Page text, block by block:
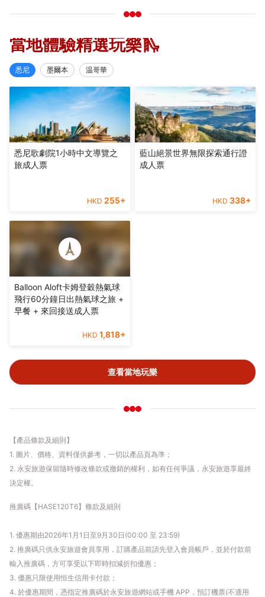
當地體驗精選玩樂🛝
悉尼 墨爾本 温哥華
悉尼歌劇院1小時中文導覽之
旅成人票
HKD 255+
藍山絕景世界無限探索通行證
成人票
HKD 338+
Balloon Aloft卡姆登穀熱氣球
飛行60分鐘日出熱氣球之旅 +
早餐 + 來回接送成人票
HKD 1,818+
查看當地玩樂
【產品條款及細則】
1. 圖片、價格、資料僅供參考，一切以產品頁為準；
2. 永安旅遊保留隨時修改條款或撤銷的權利，如有任何爭議，永安旅遊享最終
決定權。
推廣碼【HASE120T6】條款及細則
1. 優惠期由2026年1月1日至9月30日(00:00 至 23:59)
2. 推廣碼只供永安旅遊會員享用，訂購產品前請先登入會員帳戶，並於付款前
輸入推廣碼，方可享受以下即時扣減折扣優惠；
3. 優惠只限使用恒生信用卡付款；
4. 於優惠期間，憑指定推廣碼於永安旅遊網站或手機 APP，預訂機票(不適用